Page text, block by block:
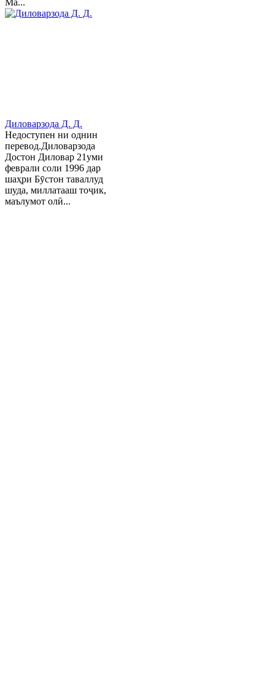
Ма...
Диловарзода Д. Д.
Недоступен ни однин
перевод.Диловарзода
Достон Диловар 21уми
феврали соли 1996 дар
шаҳри Бӯстон таваллуд
шуда, миллатааш тоҷик,
маълумот олӣ...